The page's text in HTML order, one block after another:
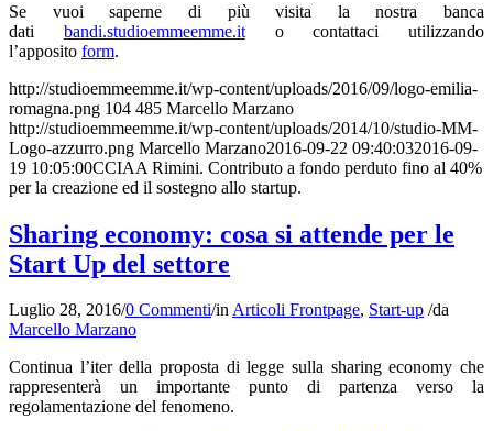
Se vuoi saperne di più visita la nostra banca
dati bandi.studioemmeemme.ito contattaci utilizzando
l’apposito form.
http://studioemmeemme.it/wp-content/uploads/2016/09/logo-emilia-
romagna.png 104 485 Marcello Marzano
http://studioemmeemme.it/wp-content/uploads/2014/10/studio-MM-
Logo-azzurro.png Marcello Marzano2016-09-22 09:40:032016-09-
19 10:05:00CCIAA Rimini. Contributo a fondo perduto fino al 40%
per la creazione ed il sostegno allo startup.
Sharing economy: cosa si attende per le
Start Up del settore
Luglio 28, 2016/0 Commenti/inArticoli Frontpage, Start-up /da
Marcello Marzano
Continua l’iter della proposta di legge sulla sharing economy che
rappresenterà un importante punto di partenza verso la
regolamentazione del fenomeno.